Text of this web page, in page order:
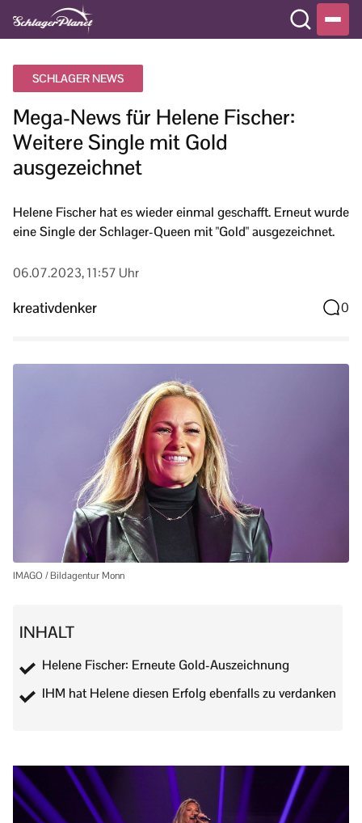
SCHLAGER NEWS
Mega-News für Helene Fischer:
Weitere Single mit Gold
ausgezeichnet
Helene Fischer hat es wieder einmal geschafft. Erneut wurde
eine Single der Schlager-Queen mit "Gold" ausgezeichnet.
06.07.2023, 11:57 Uhr
kreativdenker 0
IMAGO / Bildagentur Monn
INHALT
Helene Fischer: Erneute Gold-Auszeichnung
IHM hat Helene diesen Erfolg ebenfalls zu verdanken